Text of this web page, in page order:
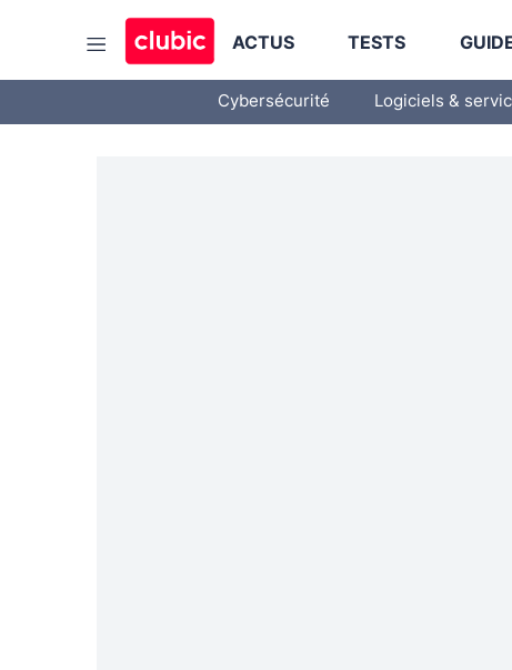
ACTUS TESTS
Cybersécurité Logiciels &